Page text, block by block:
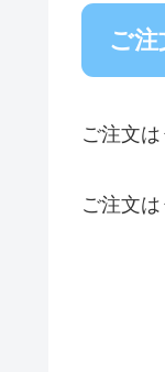
ご
ご注文
ご注文